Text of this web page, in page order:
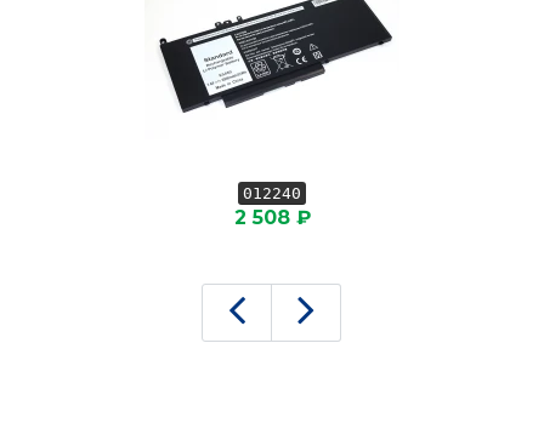
012240
2 508 ₽